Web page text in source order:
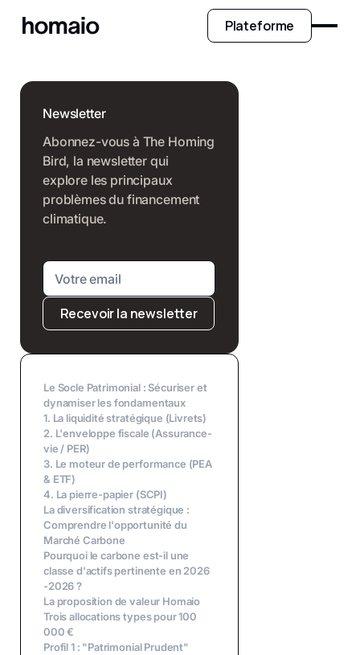
Plateforme
Newsletter
Abonnez-vous à The Homing
Bird, la newsletter qui
explore les principaux
problèmes du financement
climatique.
Recevoir la newsletter
Le Socle Patrimonial : Sécuriser et
dynamiser les fondamentaux
1. La liquidité stratégique (Livrets)
2. L'enveloppe fiscale (Assurance-
vie / PER)
3. Le moteur de performance (PEA
& ETF)
4. La pierre-papier (SCPI)
La diversification stratégique :
Comprendre l'opportunité du
Marché Carbone
Pourquoi le carbone est-il une
classe d'actifs pertinente en 2026
-2026 ?
La proposition de valeur Homaio
Trois allocations types pour 100
000 €
Profil 1 : "Patrimonial Prudent"